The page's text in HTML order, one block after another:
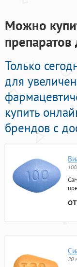
Можно
Только
для
купить
брендов с
20